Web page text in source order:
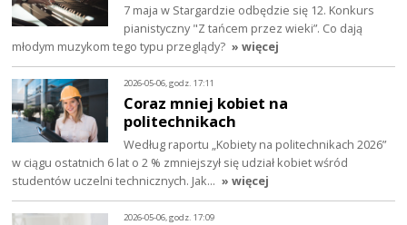
7 maja w Stargardzie odbędzie się 12. Konkurs
pianistyczny "Z tańcem przez wieki”. Co dają
młodym muzykom tego typu przeglądy? » więcej
2026-05-06, godz. 17:11
Coraz mniej kobiet na
politechnikach
Według raportu „Kobiety na politechnikach 2026”
w ciągu ostatnich 6 lat o 2 % zmniejszył się udział kobiet wśród
studentów uczelni technicznych. Jak… » więcej
2026-05-06, godz. 17:09